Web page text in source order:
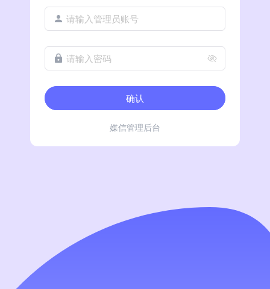
请输入管理员账号
请输入密码
确认
媒信管理后台